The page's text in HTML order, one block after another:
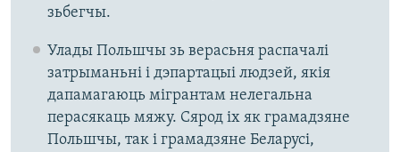
зьбегчы.
Улады Польшчы зь верасьня распачалі
затрыманьні і дэпартацыі людзей, якія
дапамагаюць мігрантам нелегальна
перасякаць мяжу. Сярод іх як грамадзяне
Польшчы, так і грамадзяне Беларусі,